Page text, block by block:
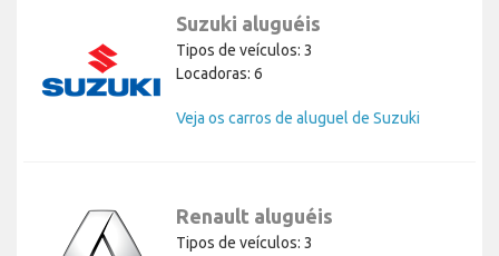
Suzuki aluguéis
Tipos de veículos: 3
Locadoras: 6
Veja os carros de aluguel de Suzuki
Renault aluguéis
Tipos de veículos: 3